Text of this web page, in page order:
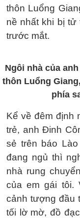
thôn Luổng
nề nhất khi bị
trước mắt.
Ngôi nhà của
thôn Luổng
phía
Kể về đêm định
trẻ, anh Đinh
sẻ trên báo
đang ngủ thì
nhà rung
của em gái tôi.
cảnh tượng đầu
tối lờ mờ, đồ